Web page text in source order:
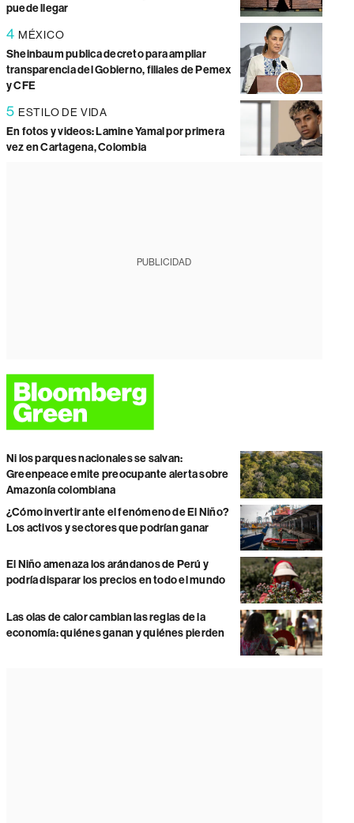
puede llegar
4 MÉXICO
Sheinbaum publica decreto para ampliar
transparencia del Gobierno, filiales de Pemex
y CFE
5 ESTILO DE VIDA
En fotos y videos: Lamine Yamal por primera
vez en Cartagena, Colombia
PUBLICIDAD
Ni los parques nacionales se salvan:
Greenpeace emite preocupante alerta sobre
Amazonía colombiana
¿Cómo invertir ante el fenómeno de El Niño?
Los activos y sectores que podrían ganar
El Niño amenaza los arándanos de Perú y
podría disparar los precios en todo el mundo
Las olas de calor cambian las reglas de la
economía: quiénes ganan y quiénes pierden